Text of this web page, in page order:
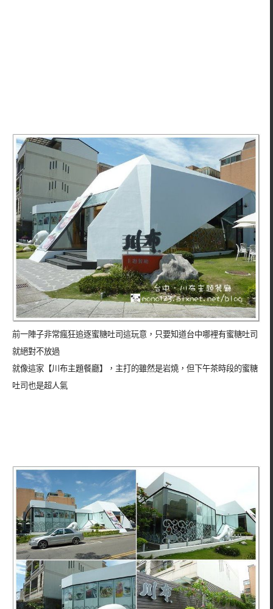
前一陣子非常瘋狂追逐蜜糖吐司這玩意，只要知道台中哪裡有蜜糖吐司
就絕對不放過
就像這家【川布主題餐廳】，主打的雖然是岩燒，但下午茶時段的蜜糖
吐司也是超人氣